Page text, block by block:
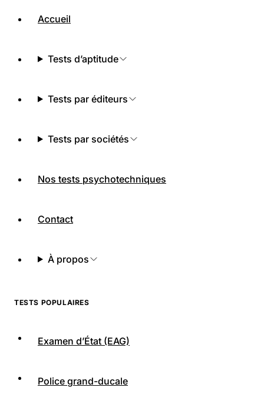
Accueil
Tests d’aptitude
Tests par éditeurs
Tests par sociétés
Nos tests psychotechniques
Contact
À propos
TESTS POPULAIRES
Examen d’État (EAG)
Police grand-ducale